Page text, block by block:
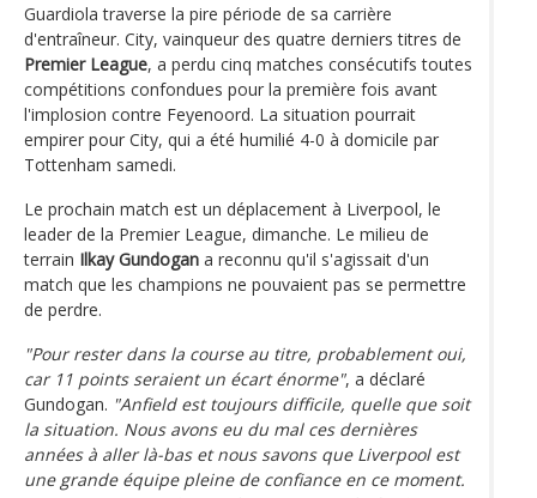
Guardiola traverse la pire période de sa carrière
d'entraîneur. City, vainqueur des quatre derniers titres de
Premier League, a perdu cinq matches consécutifs toutes
compétitions confondues pour la première fois avant
l'implosion contre Feyenoord. La situation pourrait
empirer pour City, qui a été humilié 4-0 à domicile par
Tottenham samedi.
Le prochain match est un déplacement à Liverpool, le
leader de la Premier League, dimanche. Le milieu de
terrain Ilkay Gundogan a reconnu qu'il s'agissait d'un
match que les champions ne pouvaient pas se permettre
de perdre.
"Pour rester dans la course au titre, probablement oui,
car 11 points seraient un écart énorme", a déclaré
Gundogan. "Anfield est toujours difficile, quelle que soit
la situation. Nous avons eu du mal ces dernières
années à aller là-bas et nous savons que Liverpool est
une grande équipe pleine de confiance en ce moment.